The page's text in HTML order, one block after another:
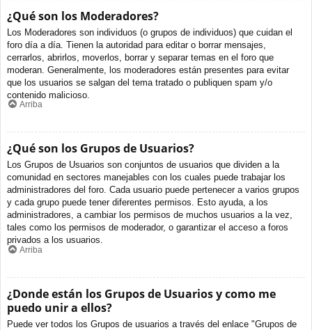
¿Qué son los Moderadores?
Los Moderadores son individuos (o grupos de individuos) que cuidan el
foro día a día. Tienen la autoridad para editar o borrar mensajes,
cerrarlos, abrirlos, moverlos, borrar y separar temas en el foro que
moderan. Generalmente, los moderadores están presentes para evitar
que los usuarios se salgan del tema tratado o publiquen spam y/o
contenido malicioso.
Arriba
¿Qué son los Grupos de Usuarios?
Los Grupos de Usuarios son conjuntos de usuarios que dividen a la
comunidad en sectores manejables con los cuales puede trabajar los
administradores del foro. Cada usuario puede pertenecer a varios grupos
y cada grupo puede tener diferentes permisos. Esto ayuda, a los
administradores, a cambiar los permisos de muchos usuarios a la vez,
tales como los permisos de moderador, o garantizar el acceso a foros
privados a los usuarios.
Arriba
¿Donde están los Grupos de Usuarios y como me
puedo unir a ellos?
Puede ver todos los Grupos de usuarios a través del enlace "Grupos de